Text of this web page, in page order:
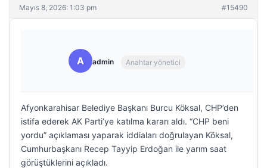
Mayıs 8, 2026: 1:03 pm #15490
A admin Anahtar yönetici
Afyonkarahisar Belediye Başkanı Burcu Köksal, CHP’den
istifa ederek AK Parti’ye katılma kararı aldı. “CHP beni
yordu” açıklaması yaparak iddiaları doğrulayan Köksal,
Cumhurbaşkanı Recep Tayyip Erdoğan ile yarım saat
görüştüklerini açıkladı.